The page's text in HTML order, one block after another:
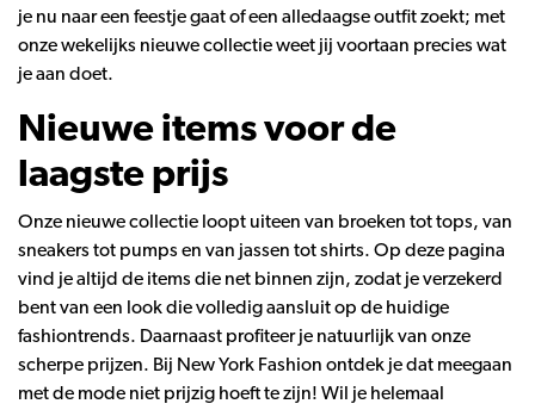
je nu naar een feestje gaat of een alledaagse outfit zoekt; met
onze wekelijks nieuwe collectie weet jij voortaan precies wat
je aan doet.
Nieuwe items voor de
laagste prijs
Onze nieuwe collectie loopt uiteen van broeken tot tops, van
sneakers tot pumps en van jassen tot shirts. Op deze pagina
vind je altijd de items die net binnen zijn, zodat je verzekerd
bent van een look die volledig aansluit op de huidige
fashiontrends. Daarnaast profiteer je natuurlijk van onze
scherpe prijzen. Bij New York Fashion ontdek je dat meegaan
met de mode niet prijzig hoeft te zijn! Wil je helemaal